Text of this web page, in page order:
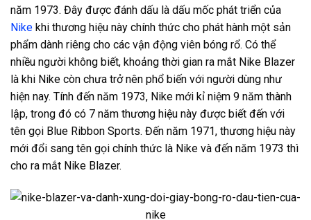
năm 1973. Đây được đánh dấu là dấu mốc phát triển của
Nike khi thương hiệu này chính thức cho phát hành một sản
phẩm dành riêng cho các vận động viên bóng rổ. Có thể
nhiều người không biết, khoảng thời gian ra mắt Nike Blazer
là khi Nike còn chưa trở nên phổ biến với người dùng như
hiện nay. Tính đến năm 1973, Nike mới kỉ niệm 9 năm thành
lập, trong đó có 7 năm thương hiệu này được biết đến với
tên gọi Blue Ribbon Sports. Đến năm 1971, thương hiệu này
mới đổi sang tên gọi chính thức là Nike và đến năm 1973 thì
cho ra mắt Nike Blazer.